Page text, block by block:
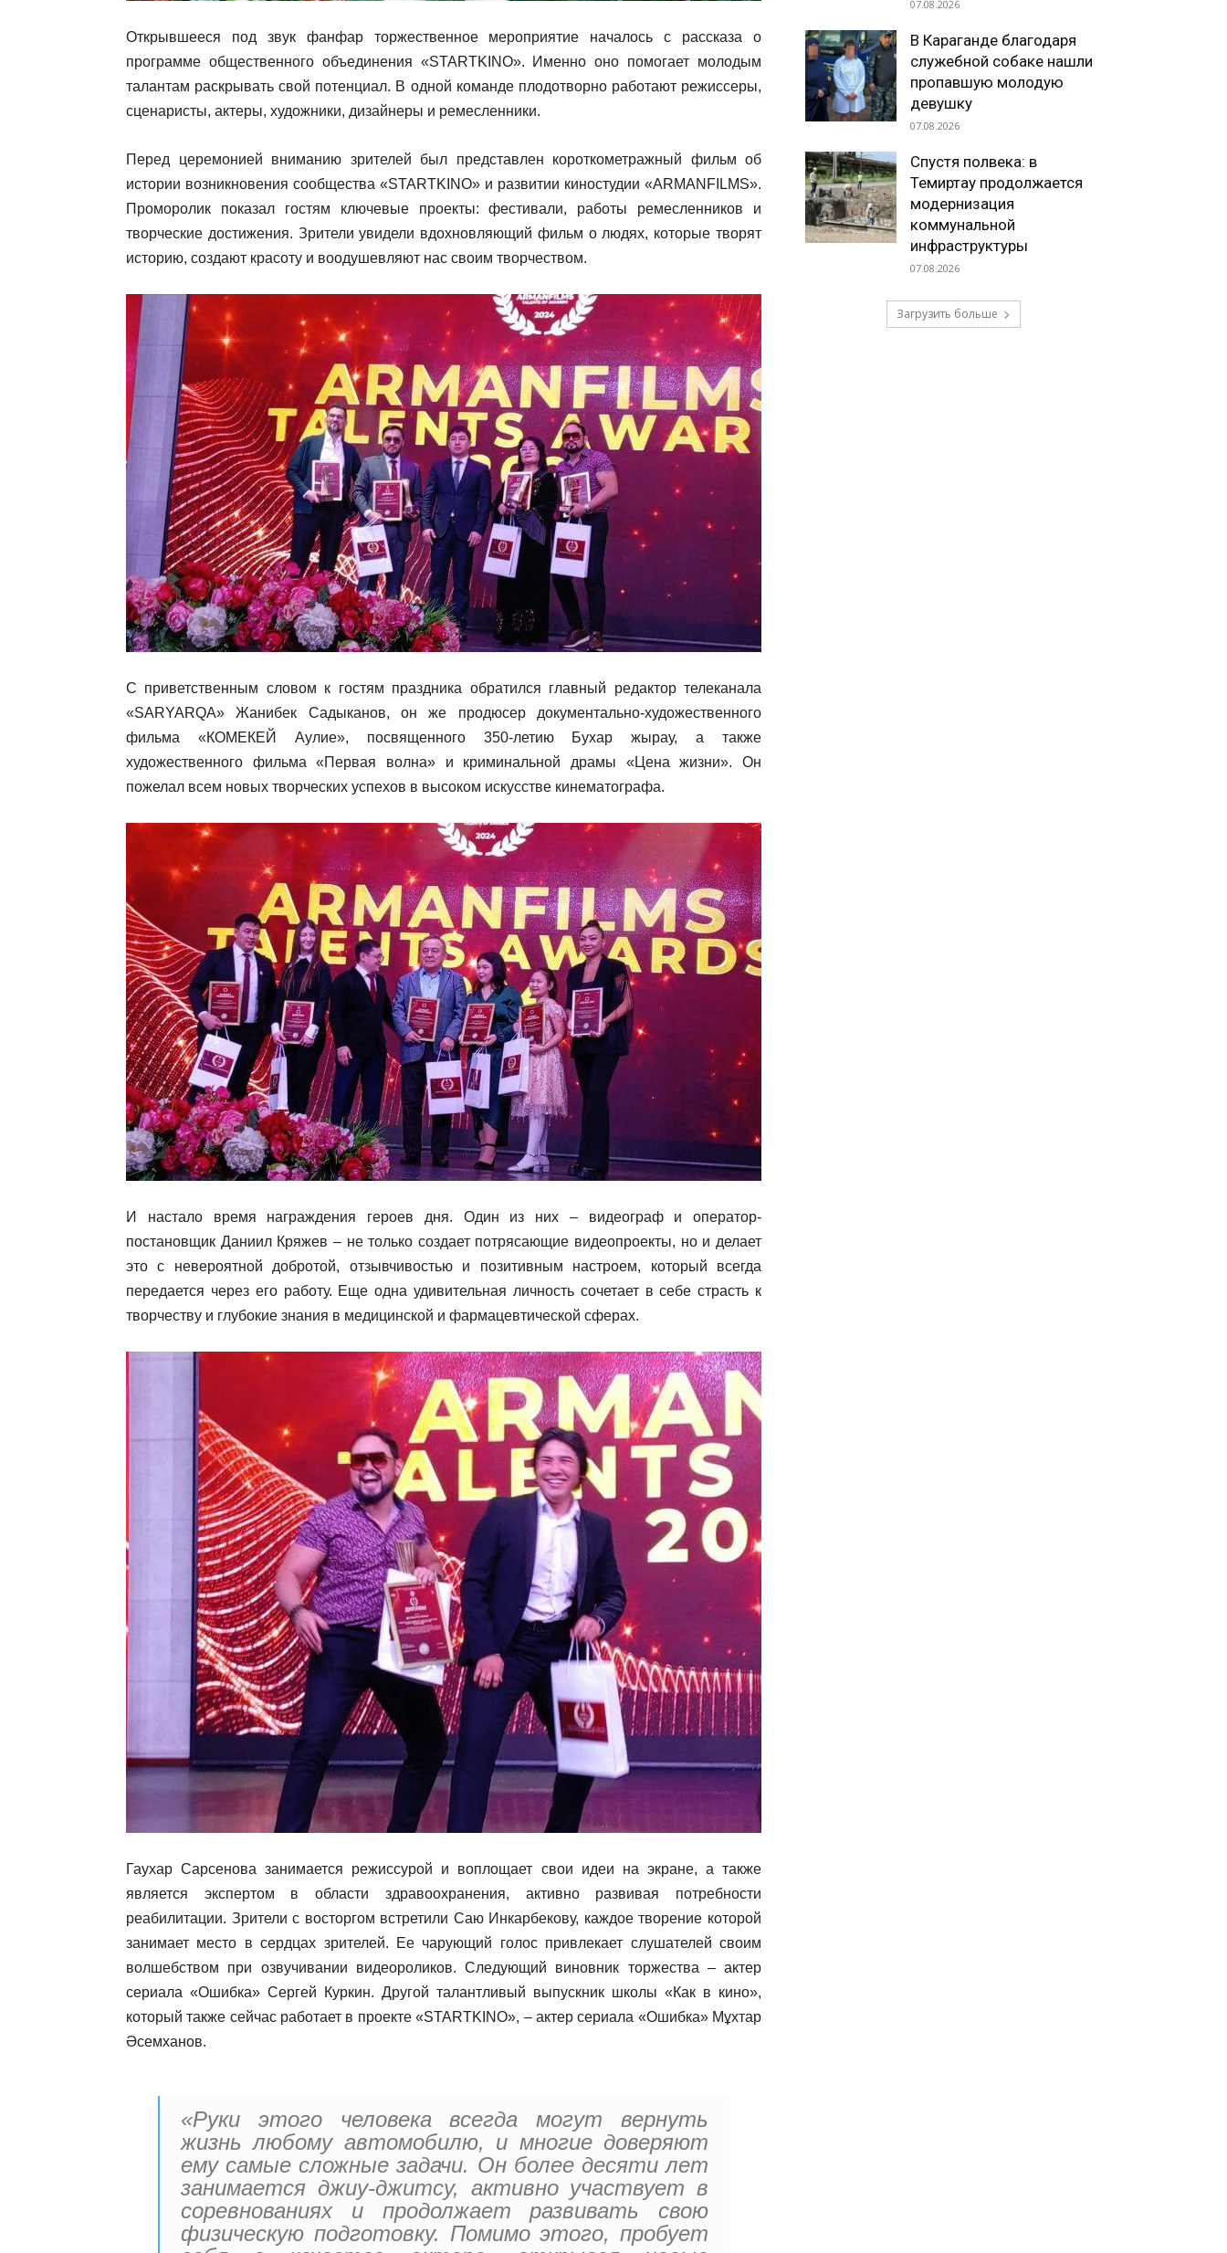
Открывшееся под звук фанфар торжественное мероприятие началось с рассказа о
программе общественного объединения «STARTKINO». Именно оно помогает молодым
талантам раскрывать свой потенциал. В одной команде плодотворно работают режиссеры,
сценаристы, актеры, художники, дизайнеры и ремесленники.
Перед церемонией вниманию зрителей был представлен короткометражный фильм об
истории возникновения сообщества «STARTKINO» и развитии киностудии «ARMANFILMS».
Проморолик показал гостям ключевые проекты: фестивали, работы ремесленников и
творческие достижения. Зрители увидели вдохновляющий фильм о людях, которые творят
историю, создают красоту и воодушевляют нас своим творчеством.
С приветственным словом к гостям праздника обратился главный редактор телеканала
«SARYARQA» Жанибек Садыканов, он же продюсер документально-художественного
фильма «КОМЕКЕЙ Аулие», посвященного 350-летию Бухар жырау, а также
художественного фильма «Первая волна» и криминальной драмы «Цена жизни». Он
пожелал всем новых творческих успехов в высоком искусстве кинематографа.
И настало время награждения героев дня. Один из них – видеограф и оператор-
постановщик Даниил Кряжев – не только создает потрясающие видеопроекты, но и делает
это с невероятной добротой, отзывчивостью и позитивным настроем, который всегда
передается через его работу. Еще одна удивительная личность сочетает в себе страсть к
творчеству и глубокие знания в медицинской и фармацевтической сферах.
Гаухар Сарсенова занимается режиссурой и воплощает свои идеи на экране, а также
является экспертом в области здравоохранения, активно развивая потребности
реабилитации. Зрители с восторгом встретили Саю Инкарбекову, каждое творение которой
занимает место в сердцах зрителей. Ее чарующий голос привлекает слушателей своим
волшебством при озвучивании видеороликов. Следующий виновник торжества – актер
сериала «Ошибка» Сергей Куркин. Другой талантливый выпускник школы «Как в кино»,
который также сейчас работает в проекте «STARTKINO», – актер сериала «Ошибка» Мұхтар
Әсемханов.
«Руки этого человека всегда могут вернуть
жизнь любому автомобилю, и многие доверяют
ему самые сложные задачи. Он более десяти лет
занимается джиу-джитсу, активно участвует в
соревнованиях и продолжает развивать свою
физическую подготовку. Помимо этого, пробует
07.08.2026
В Караганде благодаря
служебной собаке нашли
пропавшую молодую
девушку
07.08.2026
Спустя полвека: в
Темиртау продолжается
модернизация
коммунальной
инфраструктуры
07.08.2026
Загрузить больше